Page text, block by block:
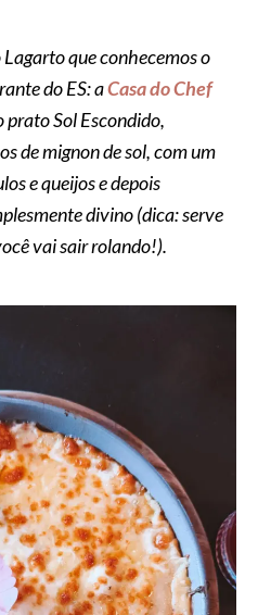
Lagarto que conhecemos o
do ES: aCasa do Chef
prato Sol Escondido,
de mignon de sol, com um
e queijos e depois
divino (dica: serve
vai sair rolando!).